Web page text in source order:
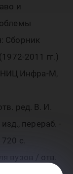
и
Сборник
2011 гг.)
НИЦ Инфра-М,
ред. В. И.
перераб. -
с.
вузов / отв.